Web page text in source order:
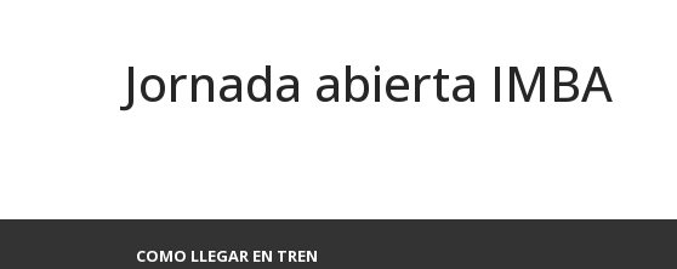
Jornada abierta IMBA
COMO LLEGAR EN TREN